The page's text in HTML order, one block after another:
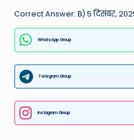
Correct Answer: B) 5 दिसंबर,
WhatsApp Group
Telegram Group
Instagram Group